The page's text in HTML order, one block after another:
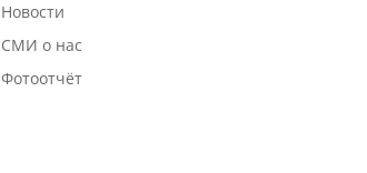
Новости
СМИ о нас
Фотоотчёт